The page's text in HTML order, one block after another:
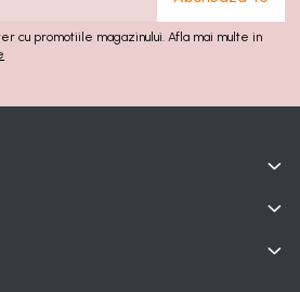
cu promotiile magazinului. Afla mai multe in